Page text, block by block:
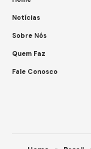
Notícias
Sobre Nós
Quem Faz
Fale Conosco